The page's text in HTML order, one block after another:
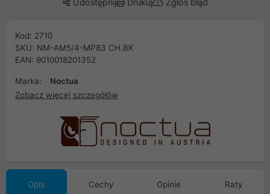
Udostępnij Drukuj Zgłoś błąd
Kod: 2710
SKU: NM-AM5/4-MP83 CH.BK
EAN: 9010018201352
Marka:
Noctua
Zobacz więcej szczegółów
Opis Cechy Opinie Raty